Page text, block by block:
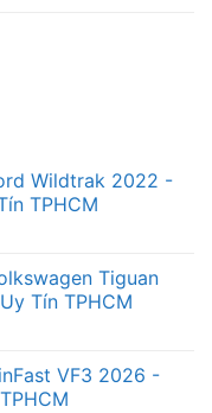
Wildtrak 2022 -
TPHCM
Tiguan
Tín TPHCM
VF3 2026 -